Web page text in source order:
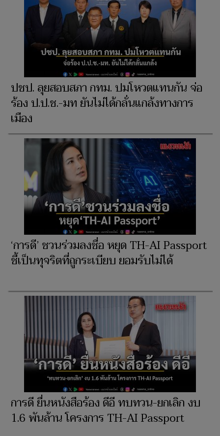
ปชป. ลุยสอบสภา กทม. ปมโหวตแทนกัน จ่อ
ร้อง ป.ป.ช.-มท ยันไม่ได้กลั่นแกล้งทางการ
เมือง
‘การดี’ ชวนร่วมลงชื่อ หยุด TH-AI Passport
ชี้เป็นทุจริตที่ถูกระเบียบ ยอมรับไม่ได้
การดี ยื่นหนังสือร้อง ดีอี ทบทวน-ยกเลิก งบ
1.6 พันล้าน โครงการ TH-AI Passport